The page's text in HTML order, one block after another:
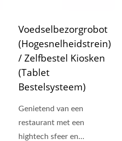
Voedselbezorgrobot
(Hogesnelheidstrein)
/ Zelfbestel Kiosken
(Tablet
Bestelsysteem)
Genietend van een
restaurant met een
hightech sfeer en